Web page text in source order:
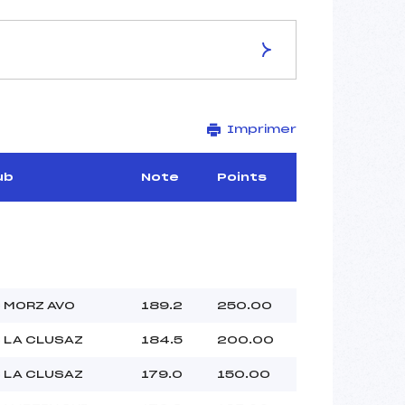
–
–
Imprimer
Note Points
MORZ AVO 189.2 250.00
LA CLUSAZ 184.5 200.00
LA CLUSAZ 179.0 150.00